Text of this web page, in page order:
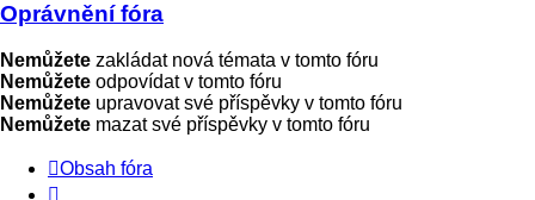
Oprávnění fóra
Nemůžete zakládat nová témata v tomto fóru
Nemůžete odpovídat v tomto fóru
Nemůžete upravovat své příspěvky v tomto fóru
Nemůžete mazat své příspěvky v tomto fóru
Obsah fóra